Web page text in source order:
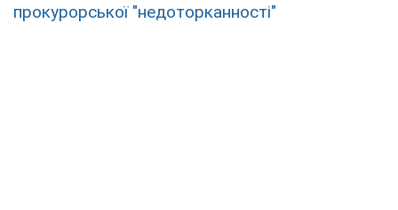
прокурорської "недоторканності"